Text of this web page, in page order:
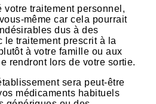
votre traitement personnel,
même car cela pourrait
dus à des
le traitement prescrit à la
à votre famille ou aux
rendront lors de votre sortie.
sera peut-être
médicaments habituels